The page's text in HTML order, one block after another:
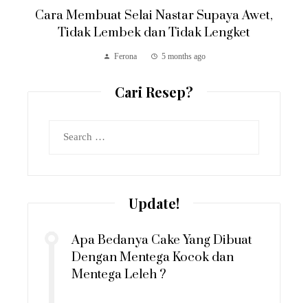
Cara Membuat Selai Nastar Supaya Awet,
Tidak Lembek dan Tidak Lengket
Ferona 5 months ago
Cari Resep?
Update!
Apa Bedanya Cake Yang Dibuat
Dengan Mentega Kocok dan
Mentega Leleh ?